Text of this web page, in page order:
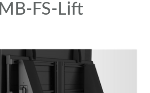
FS-Lift